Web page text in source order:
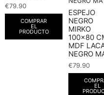
€79.90
COMPRAR
EL
PRODUCTO
ESPEJO
NEGRO
MIRKO
100×80
MDF
NEGRO
€79.90
EL